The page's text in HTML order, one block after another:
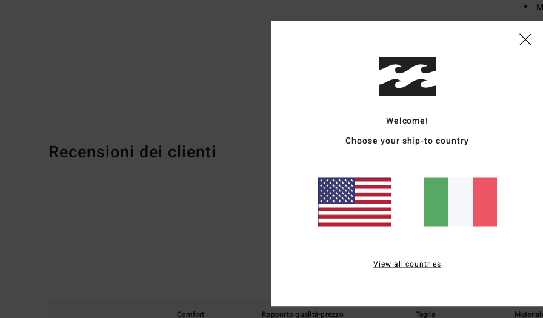
Recensioni dei clienti
Punteggio medio
5.0
Comfort
Rapporto qualità-prezzo
Taglia
Welcome!
Choose your ship-to country
View all countries